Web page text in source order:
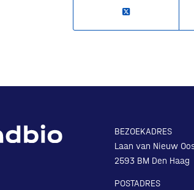
BEZOEKADRES
Laan van Nieuw
2593 BM Den Haag
POSTADRES